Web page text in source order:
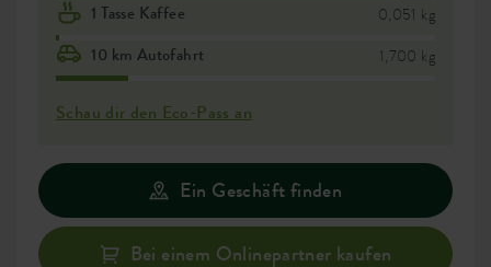
1 Tasse Kaffee 0,051 kg
10 km Autofahrt 1,700 kg
Schau dir den Eco-Pass an
Ein Geschäft finden
Bei einem Onlinepartner kaufen